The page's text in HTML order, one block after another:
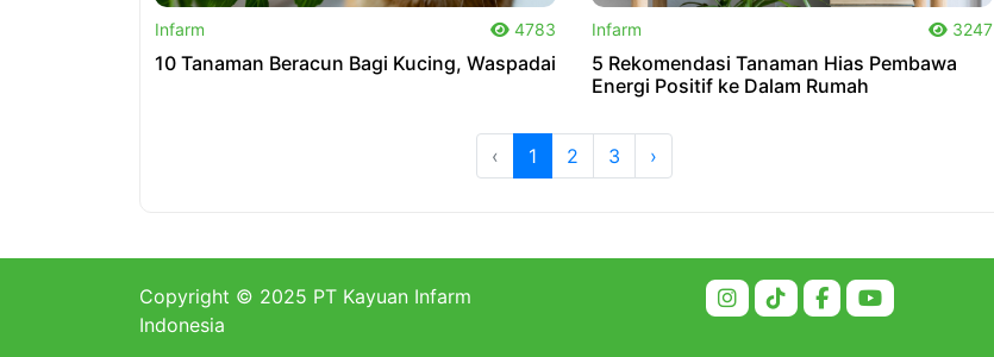
Infarm 4783
10 Tanaman Beracun Bagi Kucing, Waspadai
Infarm 3247
5 Rekomendasi Tanaman Hias Pembawa
Energi Positif ke Dalam Rumah
‹ 1 2 3 ›
Copyright © 2025 PT Kayuan Infarm
Indonesia